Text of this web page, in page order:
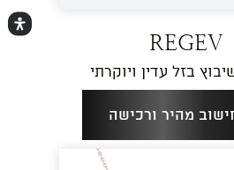
REGEV
בזל עדין ויוקרתי
מהיר ורכישה